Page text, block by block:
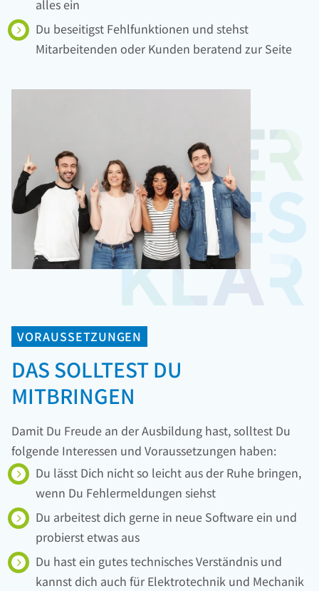
alles ein
Du beseitigst Fehlfunktionen und stehst
Mitarbeitenden oder Kunden beratend zur Seite
VORAUSSETZUNGEN
DAS SOLLTEST DU
MITBRINGEN
Damit Du Freude an der Ausbildung hast, solltest Du
folgende Interessen und Voraussetzungen haben:
Du lässt Dich nicht so leicht aus der Ruhe bringen,
wenn Du Fehlermeldungen siehst
Du arbeitest dich gerne in neue Software ein und
probierst etwas aus
Du hast ein gutes technisches Verständnis und
kannst dich auch für Elektrotechnik und Mechanik